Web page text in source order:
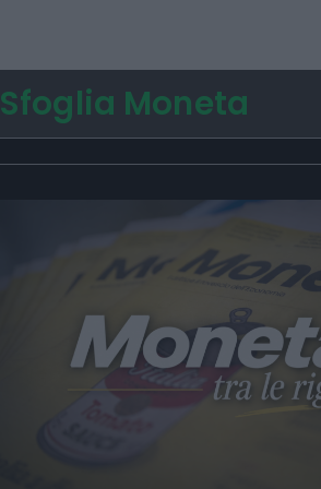
Sfoglia Moneta